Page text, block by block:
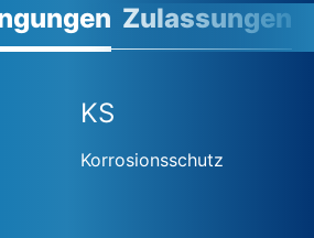
Zulassungen
KS
Korrosionsschutz